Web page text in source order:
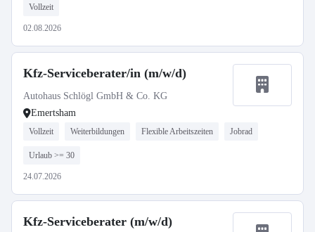
Vollzeit
02.08.2026
Kfz-Serviceberater/in (m/w/d)
Autohaus Schlögl GmbH & Co. KG
Emertsham
Vollzeit Weiterbildungen Flexible Arbeitszeiten Jobrad
Urlaub >= 30
24.07.2026
Kfz-Serviceberater (m/w/d)